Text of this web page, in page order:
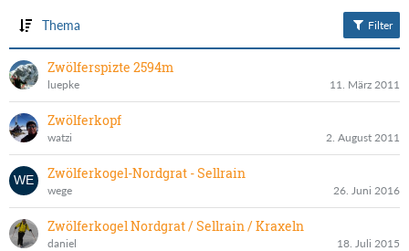
Thema Filter
Zwölferspizte 2594m
luepke 11. März 2011
Zwölferkopf
watzi 2. August 2011
Zwölferkogel-Nordgrat - Sellrain
wege 26. Juni 2016
Zwölferkogel Nordgrat / Sellrain / Kraxeln
daniel 18. Juli 2015